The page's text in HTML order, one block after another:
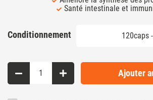
Santé intestinale et
Conditionnement
Ajouter